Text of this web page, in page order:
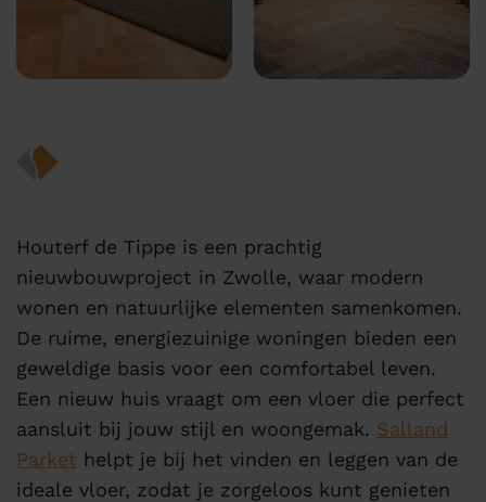
Houterf de Tippe is een prachtig
nieuwbouwproject in Zwolle, waar modern
wonen en natuurlijke elementen samenkomen.
De ruime, energiezuinige woningen bieden een
geweldige basis voor een comfortabel leven.
Een nieuw huis vraagt om een vloer die perfect
aansluit bij jouw stijl en woongemak. Salland
Parket helpt je bij het vinden en leggen van de
ideale vloer, zodat je zorgeloos kunt genieten